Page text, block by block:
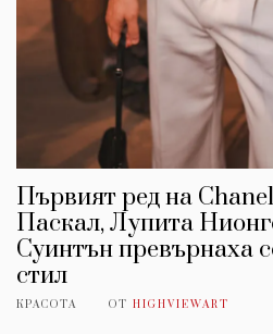
Първият ред на
Паскал, Лупита
Суинтън превърнаха
стил
КРАСОТА ОТ HIGHVIEWART